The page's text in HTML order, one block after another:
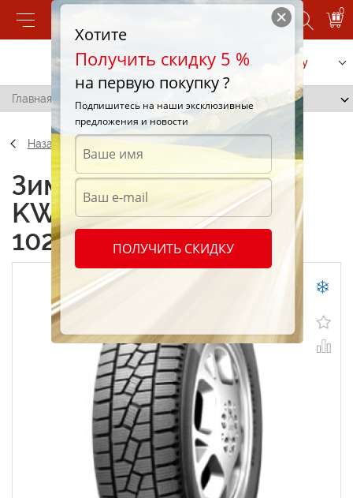
0
Позвонить Заказать услугу
Главная / Kumho KWN 7401 225/75 R15 102S
Назад
Зимние шины Kumho
KWN 7401 225/75 R15
102S
Хотите
Получить скидку 5 %
на первую покупку ?
Подпишитесь на наши эксклюзивные
предложения и новости
ПОЛУЧИТЬ СКИДКУ